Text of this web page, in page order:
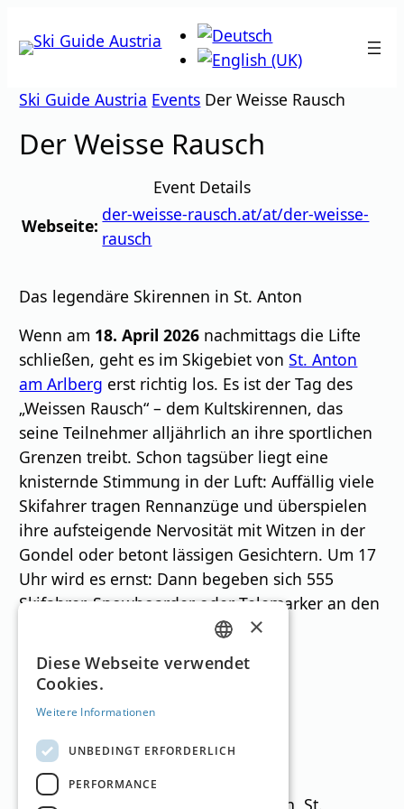
Inhalt
Ski Guide Austria Events Der Weisse Rausch
Der Weisse Rausch
Event Details
Webseite:
der-weisse-rausch.at/at/der-weisse-
rausch
Das legendäre Skirennen in St. Anton
Wenn am 18. April 2026 nachmittags die Lifte
schließen, geht es im Skigebiet vonSt. Anton
am Arlberg erst richtig los. Es ist der Tag des
„Weissen Rausch“ – dem Kultskirennen, das
seine Teilnehmer alljährlich an ihre sportlichen
Grenzen treibt. Schon tagsüber liegt eine
knisternde Stimmung in der Luft: Auffällig viele
Skifahrer tragen Rennanzüge und überspielen
ihre aufsteigende Nervosität mit Witzen in der
Gondel oder betont lässigen Gesichtern. Um 17
Uhr wird es ernst: Dann begeben sich 555
Skifahrer, Snowboarder oder Telemarker an den
Massenstart beim Vallugagrat.
Skigebiete
Ski Arlberg – Lech, Zürs, Stuben, St.
GERMAN
×
Diese Webseite verwendet
Cookies.
Weitere Informationen
UNBEDINGT ERFORDERLICH
PERFORMANCE